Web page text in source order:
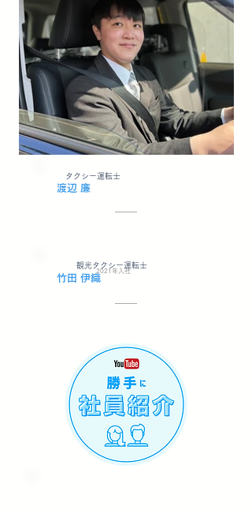
​タクシー運転士
​渡辺 廉
2021年入社
​観光タクシー運転士
​竹田 伊織
2019年入社